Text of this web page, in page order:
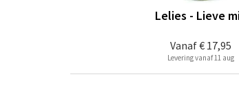
Vanaf€ 17,95
Lelies - Lieve
Levering vanaf 11 aug